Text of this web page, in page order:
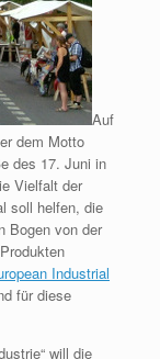
Auf
dem Motto
des 17. Juni in
Vielfalt der
soll helfen, die
Bogen von der
Industrial
für diese
will die